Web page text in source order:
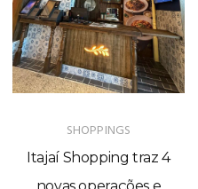
SHOPPINGS
Itajaí Shopping traz 4